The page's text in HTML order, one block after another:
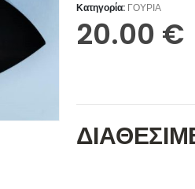
Κατηγορία: ΓΟΥΡΙΑ
20.00 €